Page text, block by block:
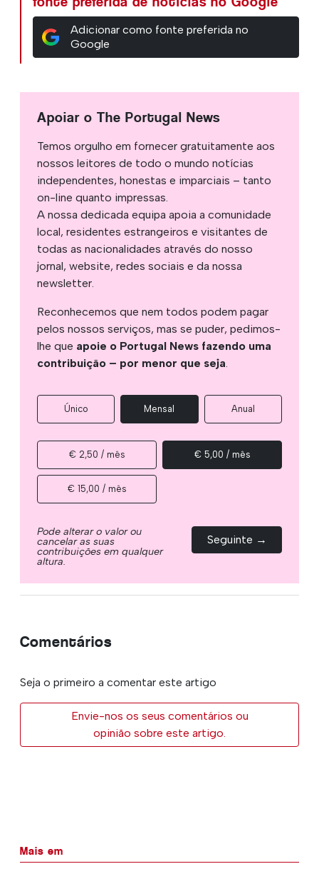
Adicionar como fonte preferida no
Google
Apoiar o The Portugal News
Temos orgulho em fornecer gratuitamente aos
nossos leitores de todo o mundo notícias
independentes, honestas e imparciais – tanto
on-line quanto impressas.
A nossa dedicada equipa apoia a comunidade
local, residentes estrangeiros e visitantes de
todas as nacionalidades através do nosso
jornal, website, redes sociais e da nossa
newsletter.
Reconhecemos que nem todos podem pagar
pelos nossos serviços, mas se puder, pedimos-
lhe que apoie o Portugal News fazendo uma
contribuição – por menor que seja.
Único Mensal Anual
€ 2,50 / mês € 5,00 / mês
€ 15,00 / mês
Pode alterar o valor ou
cancelar as suas
contribuições em qualquer
altura.
Seguinte →
Comentários
Seja o primeiro a comentar este artigo
Envie-nos os seus comentários ou
opinião sobre este artigo.
Mais em